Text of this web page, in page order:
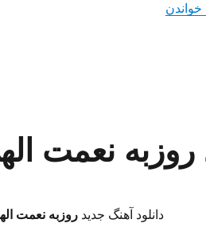
خواندن“دانلود آهنگ جدید فاتح نورایی با
روزبه نعمت
دانلود آهنگ جدید روزبه نعمت